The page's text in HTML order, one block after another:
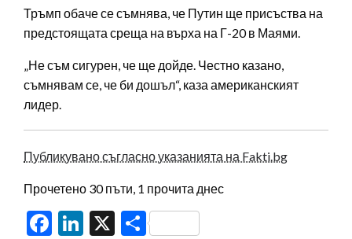
Тръмп обаче се съмнява, че Путин ще присъства на
предстоящата среща на върха на Г-20 в Маями.
„Не съм сигурен, че ще дойде. Честно казано,
съмнявам се, че би дошъл“, каза американският
лидер.
Публикувано съгласно указанията на Fakti.bg
Прочетено 30 пъти, 1 прочита днес
Facebook
LinkedIn
X Share